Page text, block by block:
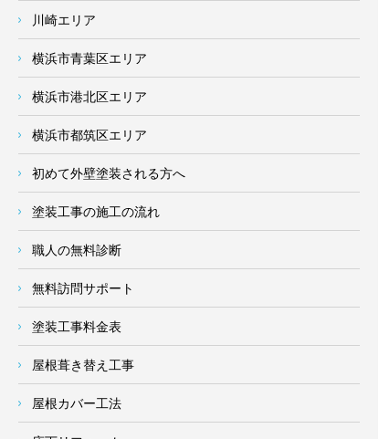
川崎エリア
横浜市青葉区エリア
横浜市港北区エリア
横浜市都筑区エリア
初めて外壁塗装される方へ
塗装工事の施工の流れ
職人の無料診断
無料訪問サポート
塗装工事料金表
屋根葺き替え工事
屋根カバー工法